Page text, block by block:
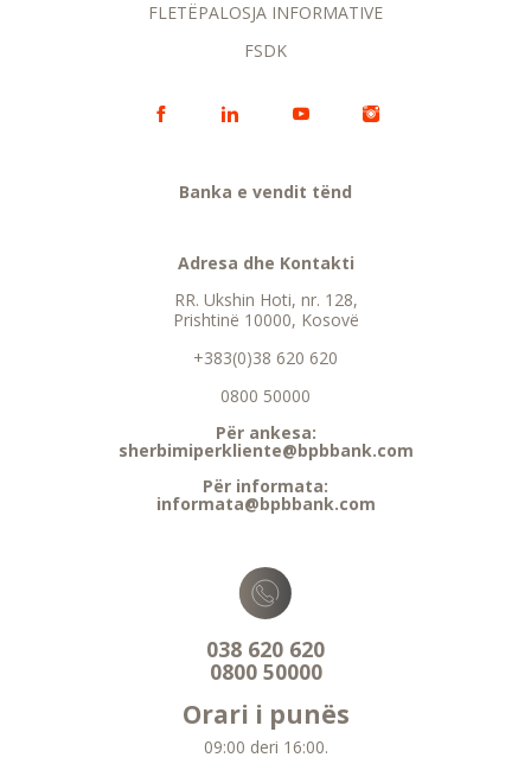
FLETËPALOSJA INFORMATIVE
FSDK
Banka e vendit tënd
Adresa dhe Kontakti
RR. Ukshin Hoti, nr. 128,
Prishtinë 10000, Kosovë
+383(0)38 620 620
0800 50000
Për ankesa:
sherbimiperkliente@bpbbank.com
Për informata:
informata@bpbbank.com
038 620 620
0800 50000
Orari i punës
09:00 deri 16:00.